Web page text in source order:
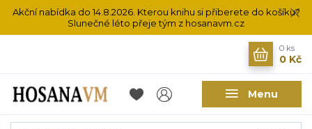
Akční nabídka do 14.8.2026. Kterou knihu si přiberete do košíku?
Slunečné léto přeje tým z hosanavm.cz
Menu
0 ks
0 Kč